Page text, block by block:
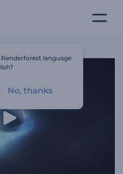
language
No, thanks